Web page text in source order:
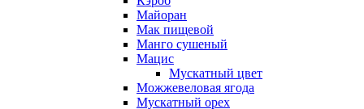
Майоран
Мак пищевой
Манго сушеный
Мацис
Мускатный цвет
Можжевеловая ягода
Мускатный орех